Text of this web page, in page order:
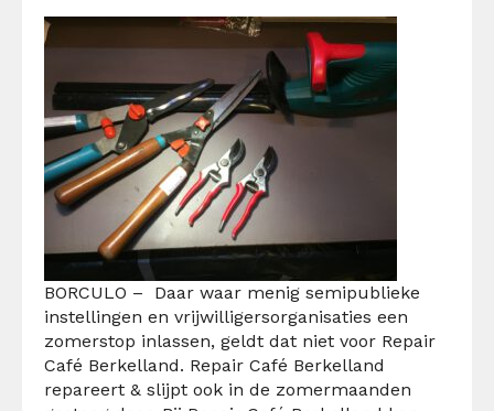
BORCULO – Daar waar menig semipublieke
instellingen en vrijwilligersorganisaties een
zomerstop inlassen, geldt dat niet voor Repair
Café Berkelland. Repair Café Berkelland
repareert & slijpt ook in de zomermaanden